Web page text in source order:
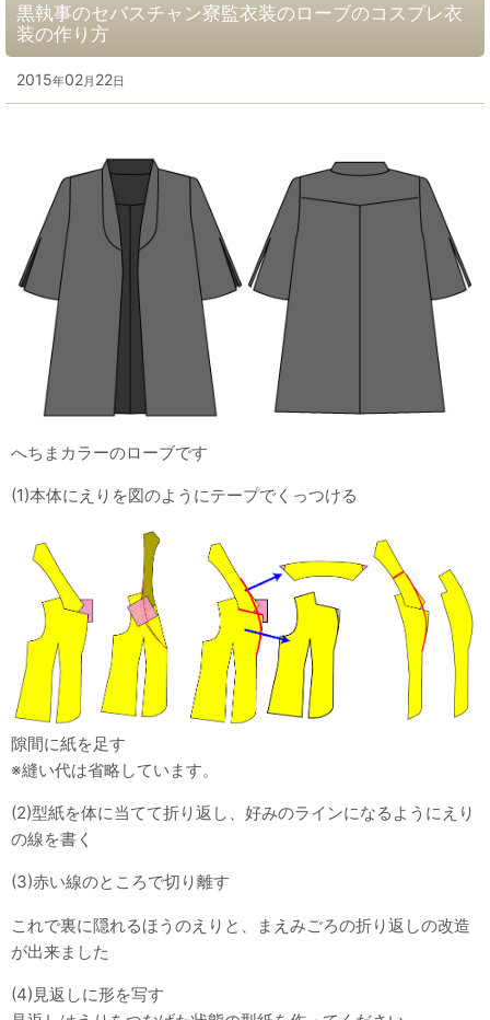
黒執事のセバスチャン寮監衣装のローブのコスプレ衣
装の作り方
2015年02月 22日
へちまカラーのローブです
(1)本体にえりを図のようにテープでくっつける
隙間に紙を足す
※縫い代は省略しています。
(2)型紙を体に当てて折り返し、好みのラインになるようにえり
の線を書く
(3)赤い線のところで切り離す
これで裏に隠れるほうのえりと、まえみごろの折り返しの改造
が出来ました
(4)見返しに形を写す